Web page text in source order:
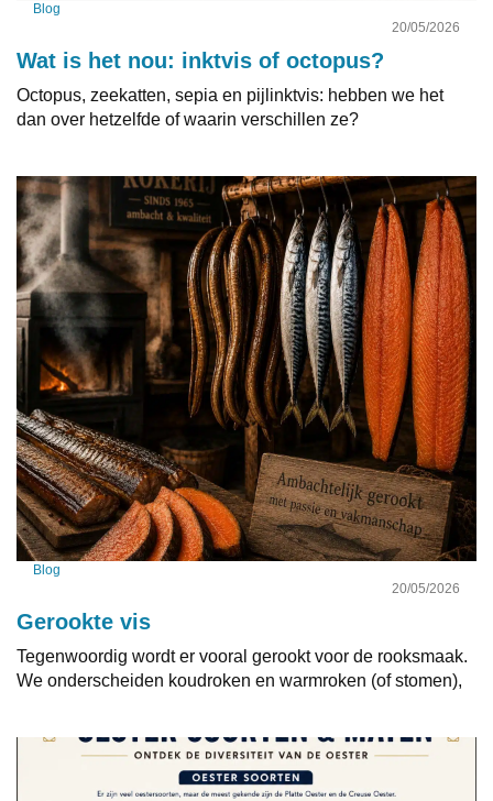
Blog
20/05/2026
Wat is het nou: inktvis of octopus?
Octopus, zeekatten, sepia en pijlinktvis: hebben we het
dan over hetzelfde of waarin verschillen ze?
Blog
20/05/2026
Gerookte vis
Tegenwoordig wordt er vooral gerookt voor de rooksmaak.
We onderscheiden koudroken en warmroken (of stomen),